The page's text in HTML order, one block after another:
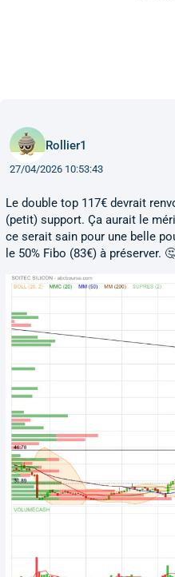
Rollier1
27/04/2026 10:53:43
Le double top 117€ devrait
(petit) support. Ça aurait le
ce serait sain pour une belle
le 50% Fibo (83€) à préserver.